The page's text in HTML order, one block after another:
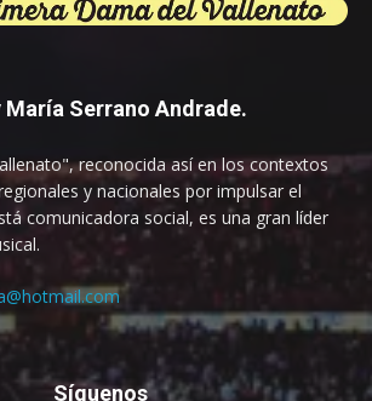
María Serrano Andrade.
reconocida así en los contextos
y nacionales por impulsar el
comunicadora social, es una gran líder
Síguenos